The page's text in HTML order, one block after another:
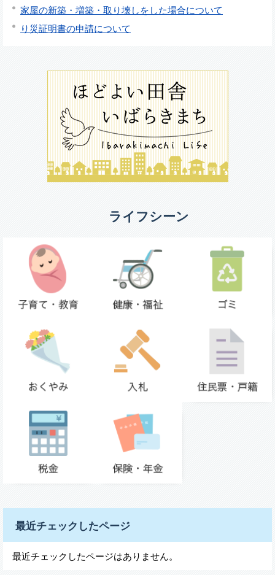
家屋の新築・増築・取り壊しをした場合について
り災証明書の申請について
ライフシーン
最近チェックしたページ
最近チェックしたページはありません。